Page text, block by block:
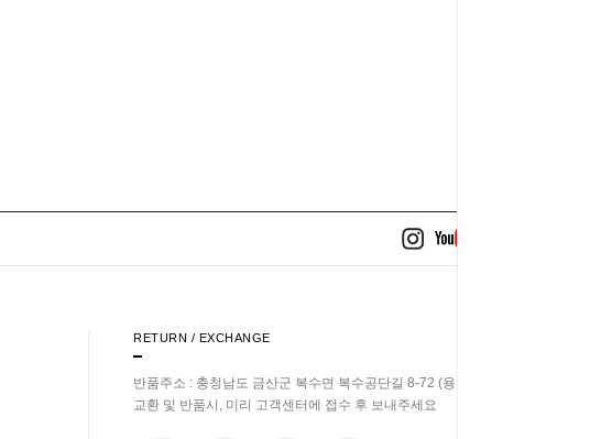
RETURN / EXCHANGE
반품주소 : 충청남도 금산군 복수면 복수공단길 8-72 (용진리 358-33)
교환 및 반품시, 미리 고객센터에 접수 후 보내주세요